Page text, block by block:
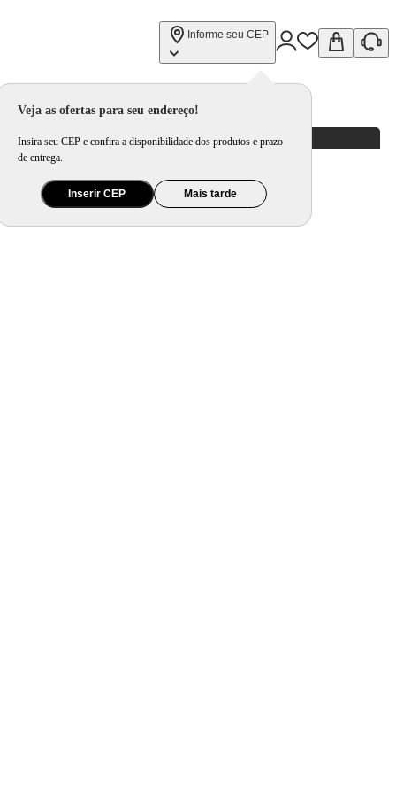
Informe seu CEP
Veja as ofertas para seu endereço!
Insira seu CEP e confira a disponibilidade dos produtos e prazo
de entrega.
Inserir CEP Mais tarde